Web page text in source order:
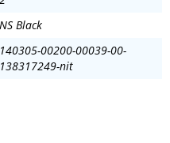
NS Black
140305-00200-00039-00-
138317249-nit